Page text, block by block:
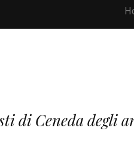
di Ceneda degli